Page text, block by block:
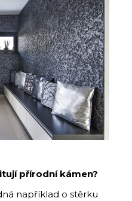
přírodní kámen?
například o stěrku